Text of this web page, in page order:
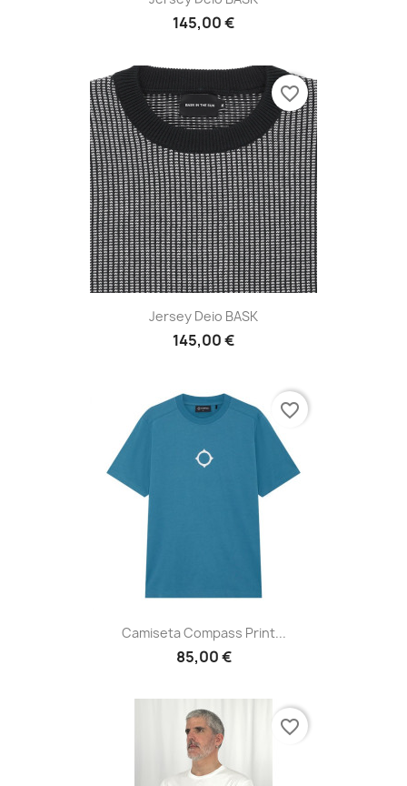
145,00 €
Jersey Deio BASK
145,00 €
favorite_border
Camiseta Compass Print...
85,00 €
favorite_border
favorite_border